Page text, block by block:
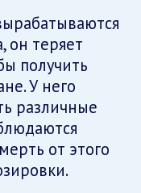
он теряет
получить
У него
различные
от этого